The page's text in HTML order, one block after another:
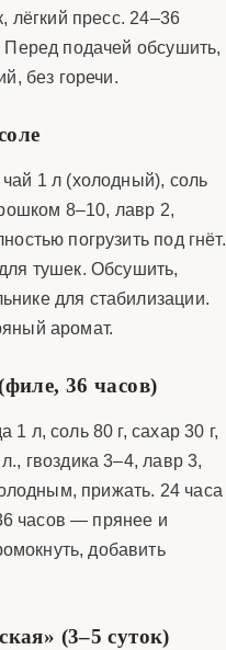
лёгкий пресс. 24–36
Перед подачей обсушить,
без горечи.
1 л (холодный), соль
8–10, лавр 2,
погрузить под гнёт.
тушек. Обсушить,
для стабилизации.
аромат.
36 часов)
л, соль 80 г, сахар 30 г,
гвоздика 3–4, лавр 3,
прижать. 24 часа
часов — прянее и
добавить
(3–5 суток)